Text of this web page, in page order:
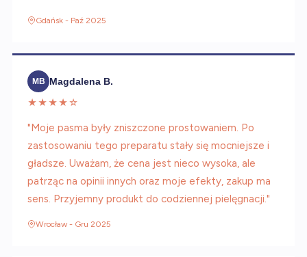
Gdańsk - Paź 2025
MB Magdalena B.
★★★★☆
"Moje pasma były zniszczone prostowaniem. Po
zastosowaniu tego preparatu stały się mocniejsze i
gładsze. Uważam, że cena jest nieco wysoka, ale
patrząc na opinii innych oraz moje efekty, zakup ma
sens. Przyjemny produkt do codziennej pielęgnacji."
Wrocław - Gru 2025